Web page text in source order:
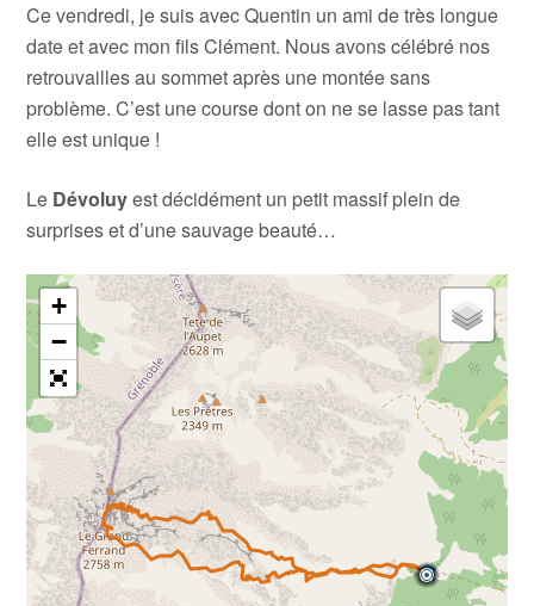
Ce vendredi, je suis avec Quentin un ami de très longue
date et avec mon fils Clément. Nous avons célébré nos
retrouvailles au sommet après une montée sans
problème. C’est une course dont on ne se lasse pas tant
elle est unique !
Le Dévoluyest décidément un petit massif plein de
surprises et d’une sauvage beauté…
+
−